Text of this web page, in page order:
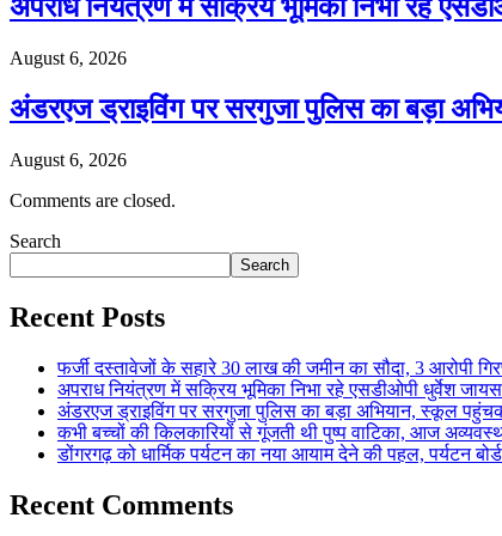
अपराध नियंत्रण में सक्रिय भूमिका निभा रहे
August 6, 2026
अंडरएज ड्राइविंग पर सरगुजा पुलिस का बड़ा
August 6, 2026
Comments are closed.
Search
Search
Recent Posts
फर्जी दस्तावेजों के सहारे 30 लाख की जमीन का सौदा, 3 आरोपी
अपराध नियंत्रण में सक्रिय भूमिका निभा रहे एसडीओपी धुर्वेश
अंडरएज ड्राइविंग पर सरगुजा पुलिस का बड़ा अभियान, स्कूल
कभी बच्चों की किलकारियों से गूंजती थी पुष्प वाटिका, आज
डोंगरगढ़ को धार्मिक पर्यटन का नया आयाम देने की पहल, पर्यटन
Recent Comments